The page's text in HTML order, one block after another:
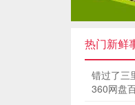
热门新鲜
错过了三
360网盘